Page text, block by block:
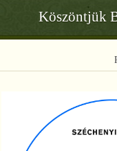
Köszöntjük